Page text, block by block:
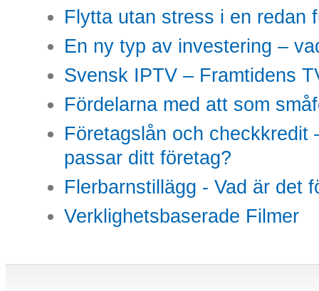
Flytta utan stress i en redan
En ny typ av investering –
Svensk IPTV – Framtidens
Fördelarna med att som
Företagslån och checkkredit
passar ditt företag?
Flerbarnstillägg - Vad är det
Verklighetsbaserade Filmer